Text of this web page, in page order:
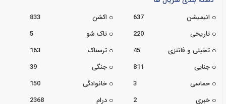
انیمیشن 637 اکشن
833
تاریخی
220 تاک شو
5
تخیلی و فانتزی
45 ترسناک
163
جنایی
811 جنگی
39
حماسی
3 خانوادگی
150
خبری
2 درام
2368